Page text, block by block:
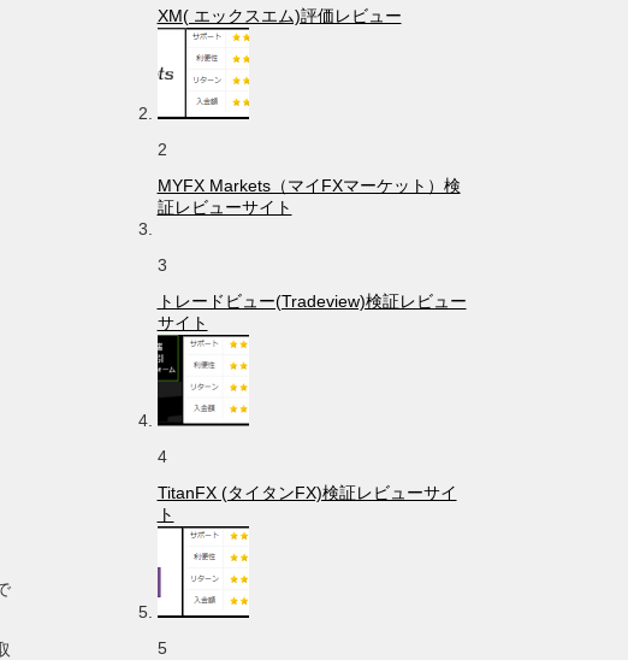
XM( エックスエム)評価レビュー
2
MYFX Markets（マイFXマーケット）検
証レビューサイト
3
トレードビュー(Tradeview)検証レビュー
サイト
4
TitanFX (タイタンFX)検証レビューサイ
ト
5